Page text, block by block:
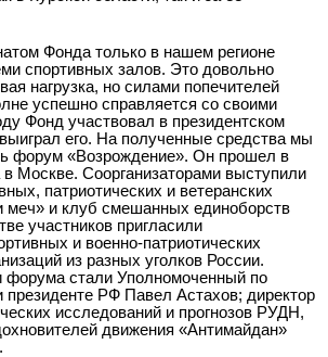
Фонда только в нашем регионе
спортивных залов. Это довольно
нагрузка, но силами попечителей
успешно справляется со своими
Фонд участвовал в президентском
выиграл его. На полученные средства мы
форум «Возрождение». Он прошел в
в Москве. Соорганизаторами выступили
патриотических и ветеранских
меч» и клуб смешанных единоборств
участников пригласили
и военно-патриотических
из разных уголков России.
форума стали Уполномоченный по
президенте РФ Павел Астахов; директор
исследований и прогнозов РУДН,
движения «Антимайдан»